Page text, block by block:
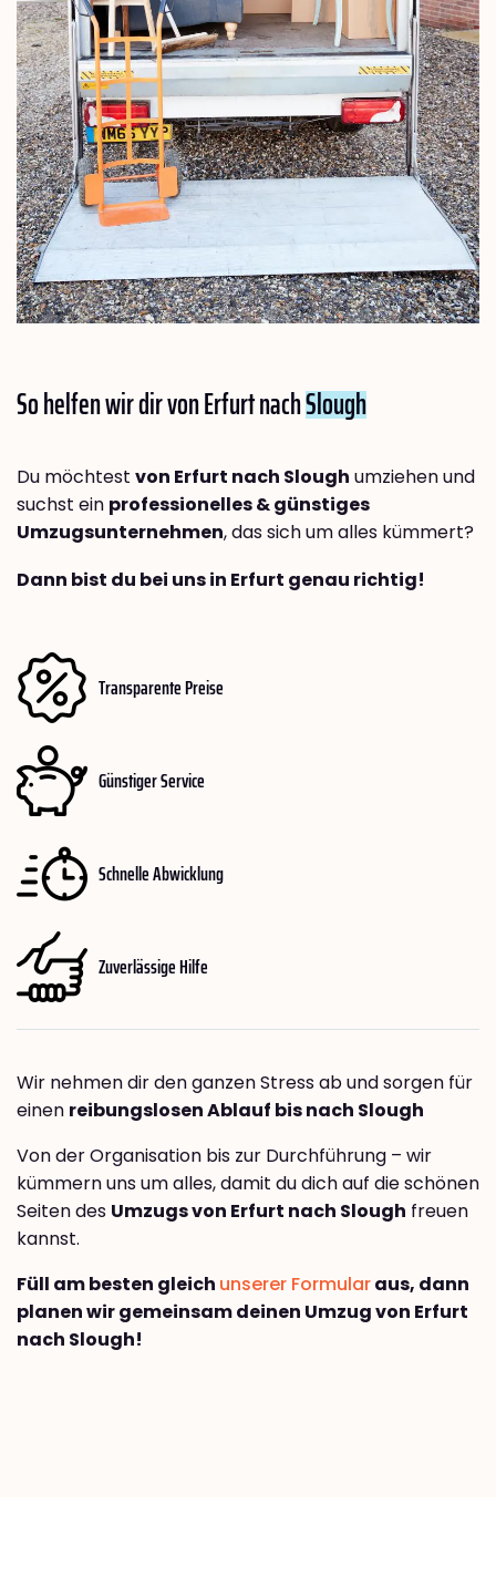
So helfen wir dir von Erfurt nachSlough
Du möchtest von Erfurt nach Slough umziehen und
suchst ein professionelles & günstiges
Umzugsunternehmen, das sich um alles kümmert?
Dann bist du bei uns in Erfurt genau richtig!
Transparente Preise
Günstiger Service
Schnelle Abwicklung
Zuverlässige Hilfe
Wir nehmen dir den ganzen Stress ab und sorgen für
einen reibungslosen Ablauf bis nach Slough
Von der Organisation bis zur Durchführung – wir
kümmern uns um alles, damit du dich auf die schönen
Seiten des Umzugs von Erfurt nach Slough freuen
kannst.
Füll am besten gleich unserer Formularaus, dann
planen wir gemeinsam deinen Umzug von Erfurt
nach Slough!